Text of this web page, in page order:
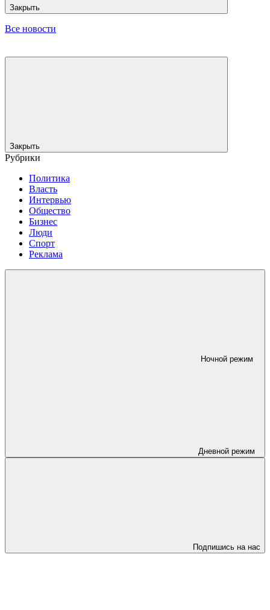
Закрыть
Все новости
Закрыть
Рубрики
Политика
Власть
Интервью
Общество
Бизнес
Люди
Спорт
Реклама
Ночной режим
Дневной режим
Подпишись на нас